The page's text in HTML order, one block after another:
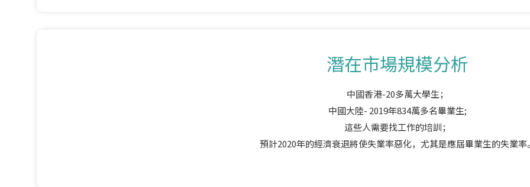
潛在市場規模分析
中國香港-20多萬大學生；
中國大陸- 2019年834萬多名畢業生;
這些人需要找工作的培訓；
預計2020年的經濟衰退將使失業率惡化，尤其是應屆畢業生的失業率